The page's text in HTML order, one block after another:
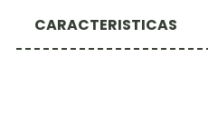
CARACTERISTICAS